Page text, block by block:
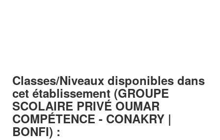
Classes/Niveaux disponibles dans
cet établissement (GROUPE
SCOLAIRE PRIVÉ OUMAR
COMPÉTENCE - CONAKRY |
BONFI) :